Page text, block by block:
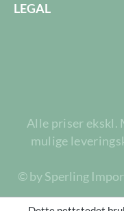
LEGAL
Alle priser ekskl.
mulige
© by Sperling